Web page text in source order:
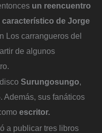
un reencuentro
de Jorge
Los carrangueros del
de algunos
Surungosungo,
Además, sus fanáticos
escritor.
a publicar tres libros